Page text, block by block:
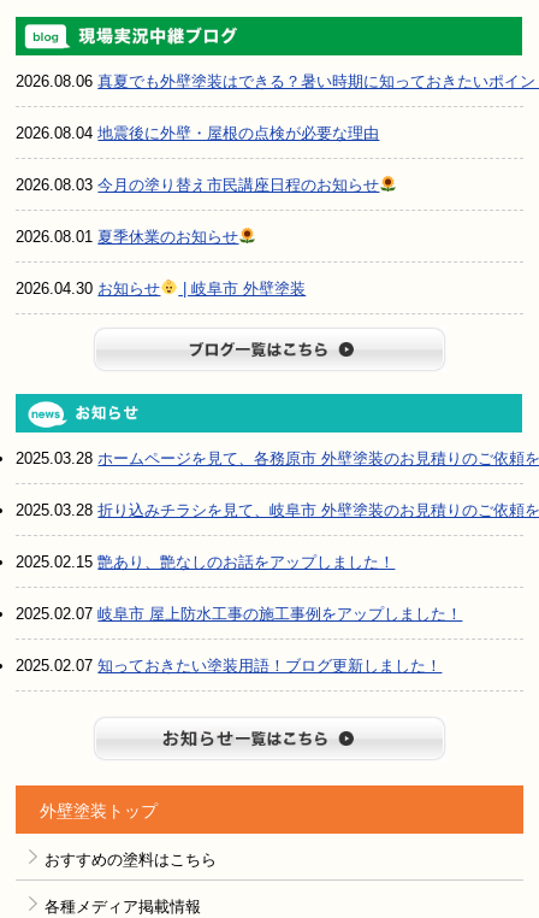
2026.08.06真夏でも外壁塗装はできる？暑い時期に知っておきたいポイン
2026.08.04地震後に外壁・屋根の点検が必要な理由
2026.08.03今月の塗り替え市民講座日程のお知らせ
2026.08.01 夏季休業のお知らせ
2026.04.30 お知らせ | 岐阜市 外壁塗装
2025.03.28 ホームページを見て、各務原市 外壁塗装のお見積りのご依頼
2025.03.28折り込みチラシを見て、岐阜市 外壁塗装のお見積りのご依頼
2025.02.15艶あり、艶なしのお話をアップしました！
2025.02.07岐阜市 屋上防水工事の施工事例をアップしました！
2025.02.07知っておきたい塗装用語！ブログ更新しました！
外壁塗装トップ
おすすめの塗料はこちら
各種メディア掲載情報